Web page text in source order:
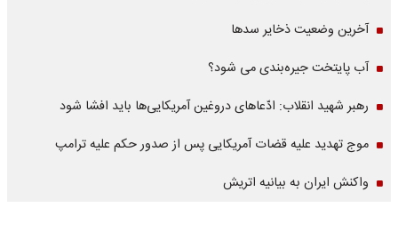
آخرین وضعیت ذخایر سدها
آب پایتخت جیره‌بندی می شود؟
رهبر شهید انقلاب: ادّعاهای دروغین آمریکایی‌ها باید افشا شود
موج تهدید علیه قضات آمریکایی پس از صدور حکم علیه ترامپ
واکنش ایران به بیانیه اتریش